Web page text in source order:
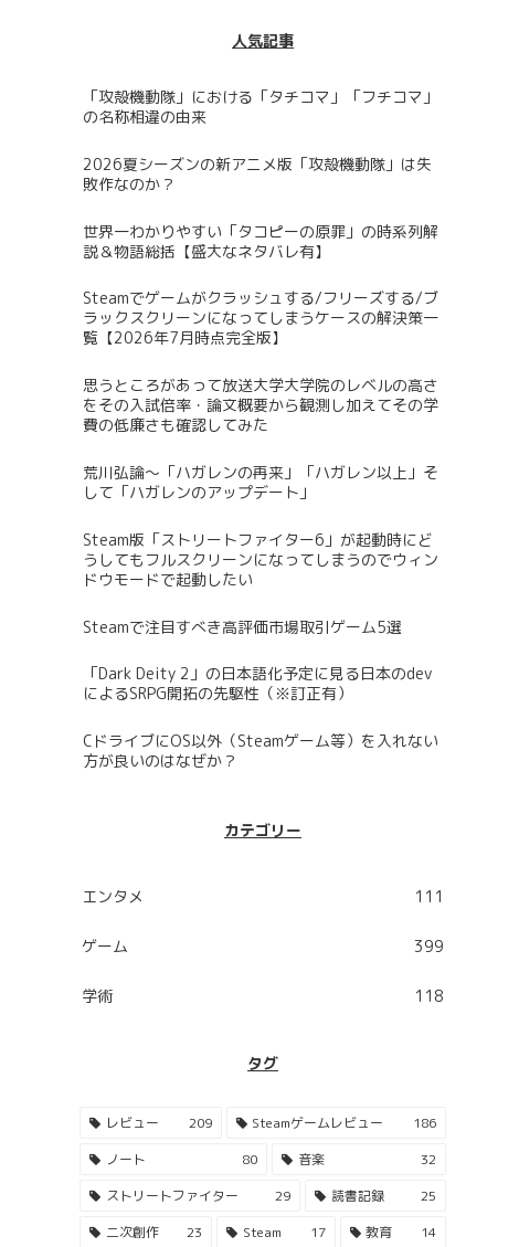
人気記事
「攻殻機動隊」における「タチコマ」「フチコマ」
の名称相違の由来
2026夏シーズンの新アニメ版「攻殻機動隊」は失
敗作なのか？
世界一わかりやすい「タコピーの原罪」の時系列解
説＆物語総括【盛大なネタバレ有】
Steamでゲームがクラッシュする/フリーズする/ブ
ラックスクリーンになってしまうケースの解決策一
覧【2026年7月時点完全版】
思うところがあって放送大学大学院のレベルの高さ
をその入試倍率・論文概要から観測し加えてその学
費の低廉さも確認してみた
荒川弘論～「ハガレンの再来」「ハガレン以上」そ
して「ハガレンのアップデート」
Steam版「ストリートファイター6」が起動時にど
うしてもフルスクリーンになってしまうのでウィン
ドウモードで起動したい
Steamで注目すべき高評価市場取引ゲーム5選
「Dark Deity 2」の日本語化予定に見る日本のdev
によるSRPG開拓の先駆性（※訂正有）
CドライブにOS以外（Steamゲーム等）を入れない
方が良いのはなぜか？
カテゴリー
エンタメ 111
ゲーム 399
学術 118
タグ
レビュー 209 Steamゲームレビュー
186
ノート
80 音楽
32
ストリートファイター
29 読書記録
25
二次創作
23 Steam 17 教育 14